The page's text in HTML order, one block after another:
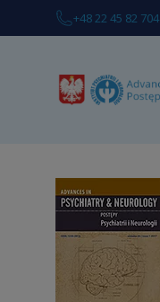
+48 22 45 82 704